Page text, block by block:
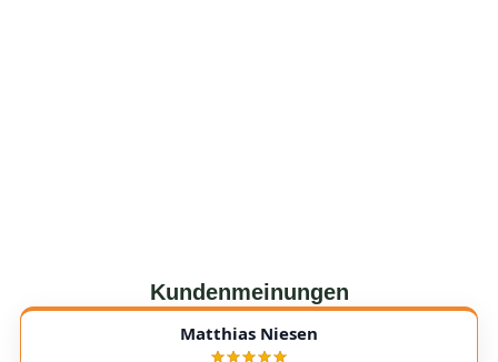
Kundenmeinungen
Matthias Niesen